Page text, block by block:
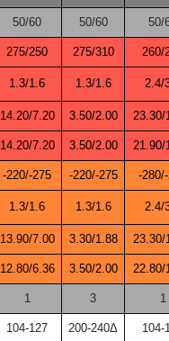
50/60 50/60 50/
275/250 275/310 260/
1.3/1.6 1.3/1.6 2.4/
14.20/7.20 3.50/2.00 23.30/
14.20/7.20 3.50/2.00 21.90/
-220/-275 -220/-275 -
1.3/1.6 1.3/1.6 2.4/
13.90/7.00 3.30/1.88 23.30/
12.80/6.36 3.50/2.00 22.80/
1 3 1
104-127 200-240Δ 104-